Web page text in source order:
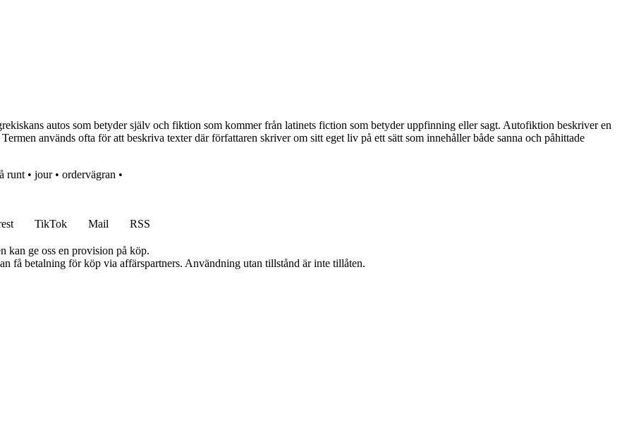
autos som betyder själv och fiktion som kommer från latinets fiction som betyder uppfinning eller sagt. Autofiktion beskriver en
används ofta för att beskriva texter där författaren skriver om sitt eget liv på ett sätt som innehåller både sanna och påhittade
runt • jour• ordervägran •
TikTok Mail
RSS
kan ge oss en provision på köp.
få betalning för köp via affärspartners. Användning utan tillstånd är inte tillåten.